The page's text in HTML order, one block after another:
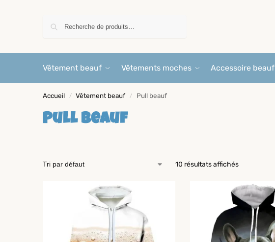
Vêtement beauf Vêtements moches Accessoire beauf
Accueil / Vêtement beauf / Pull beauf
Pull beauf
10 résultats affichés